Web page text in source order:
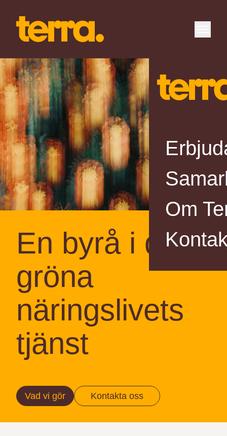
Om
En byrå i det
gröna
näringslivets
tjänst
Vad vi gör Kontakta oss